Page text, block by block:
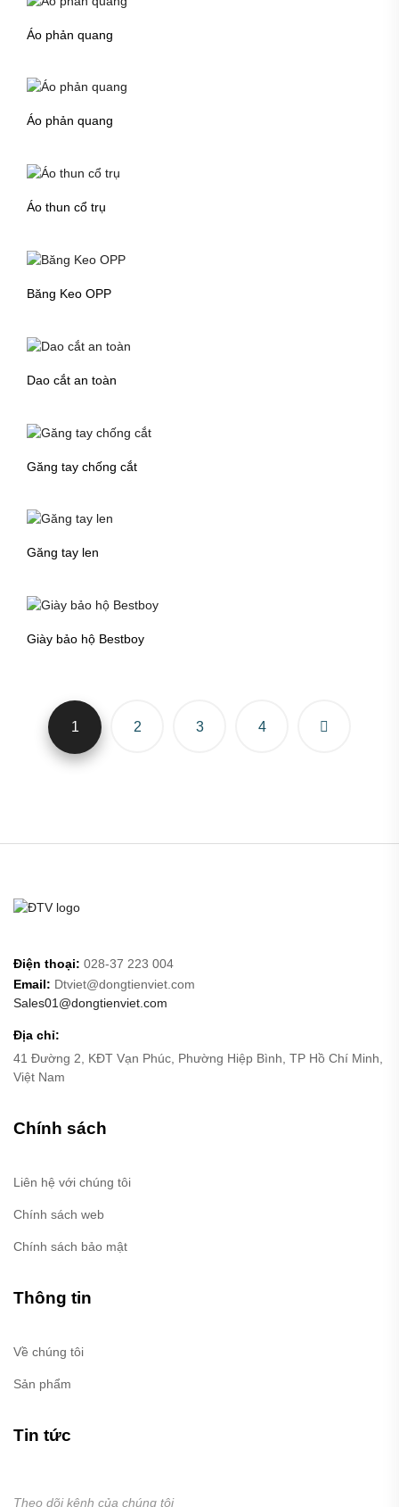
Áo phản quang
Áo phản quang
Áo thun cổ trụ
Băng Keo OPP
Dao cắt an toàn
Găng tay chống cắt
Găng tay len
Giày bảo hộ Bestboy
1 2 3 4
Điện thoại: 028-37 223 004
Email: Dtviet@dongtienviet.com
Sales01@dongtienviet.com
Địa chỉ:
41 Đường 2, KĐT Vạn Phúc, Phường Hiệp Bình, TP Hồ Chí Minh,
Việt Nam
Chính sách
Liên hệ với chúng tôi
Chính sách web
Chính sách bảo mật
Thông tin
Về chúng tôi
Sản phẩm
Tin tức
Theo dõi kênh của chúng tôi